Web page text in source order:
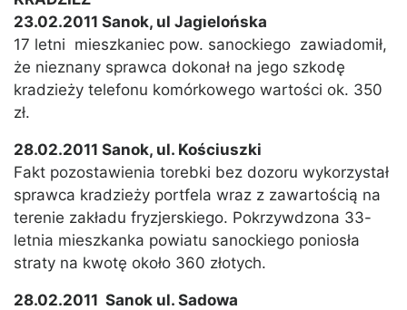
23.02.2011 Sanok, ul Jagielońska
17 letni mieszkaniec pow. sanockiego zawiadomił,
że nieznany sprawca dokonał na jego szkodę
kradzieży telefonu komórkowego wartości ok. 350
zł.
28.02.2011 Sanok, ul. Kościuszki
Fakt pozostawienia torebki bez dozoru wykorzystał
sprawca kradzieży portfela wraz z zawartością na
terenie zakładu fryzjerskiego. Pokrzywdzona 33-
letnia mieszkanka powiatu sanockiego poniosła
straty na kwotę około 360 złotych.
28.02.2011 Sanok ul. Sadowa